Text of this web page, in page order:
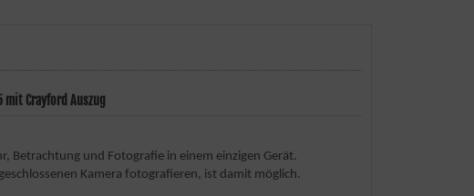
mit Crayford Auszug
Betrachtung und Fotografie in einem einzigen Gerät.
Kamera fotografieren, ist damit möglich.